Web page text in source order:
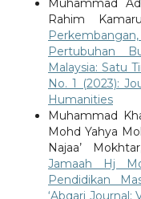
Muhammad
Rahim
Pertubuhan
Malaysia: Satu
No. 1 (2023):
Humanities
Muhammad
Mohd Yahya
Najaa’
Jamaah Hj
Pendidikan
‘Abqari Journal: